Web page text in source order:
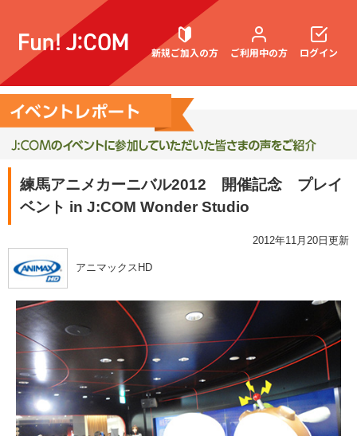
新規ご加入の方 ご利用中の方
契約内容確認・変更
お困りごと解決・よくあるご質問
ログイン
練馬アニメカーニバル2012 開催記念 プレイ
ベント in J:COM Wonder Studio
2012年11月20日更新
アニマックスHD